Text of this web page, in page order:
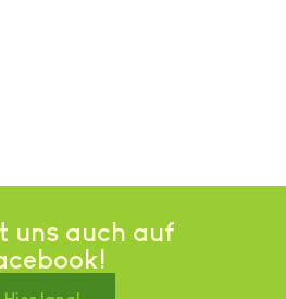
uns auch auf